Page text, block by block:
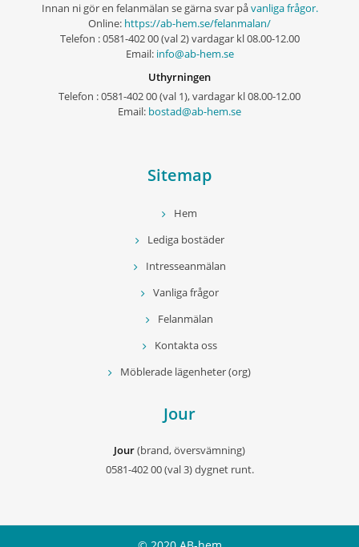
Innan ni gör en felanmälan se gärna svar påvanliga frågor.
Online: https://ab-hem.se/felanmalan/
Telefon : 0581-402 00 (val 2) vardagar kl 08.00-12.00
Email: info@ab-hem.se
Uthyrningen
Telefon : 0581-402 00 (val 1), vardagar kl 08.00-12.00
Email: bostad@ab-hem.se
Sitemap
Hem
Lediga bostäder
Intresseanmälan
Vanliga frågor
Felanmälan
Kontakta oss
Möblerade lägenheter (org)
Jour
Jour(brand, översvämning)
0581-402 00 (val 3) dygnet runt.